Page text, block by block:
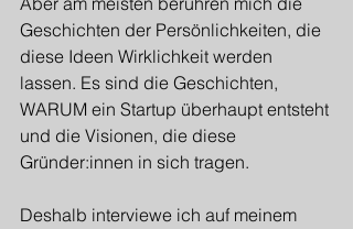
Geschichten der Persönlichkeiten, die
diese Ideen Wirklichkeit werden
lassen. Es sind die Geschichten,
WARUM ein Startup überhaupt entsteht
und die Visionen, die diese
Gründer:innen in sich tragen.
Deshalb interviewe ich auf meinem